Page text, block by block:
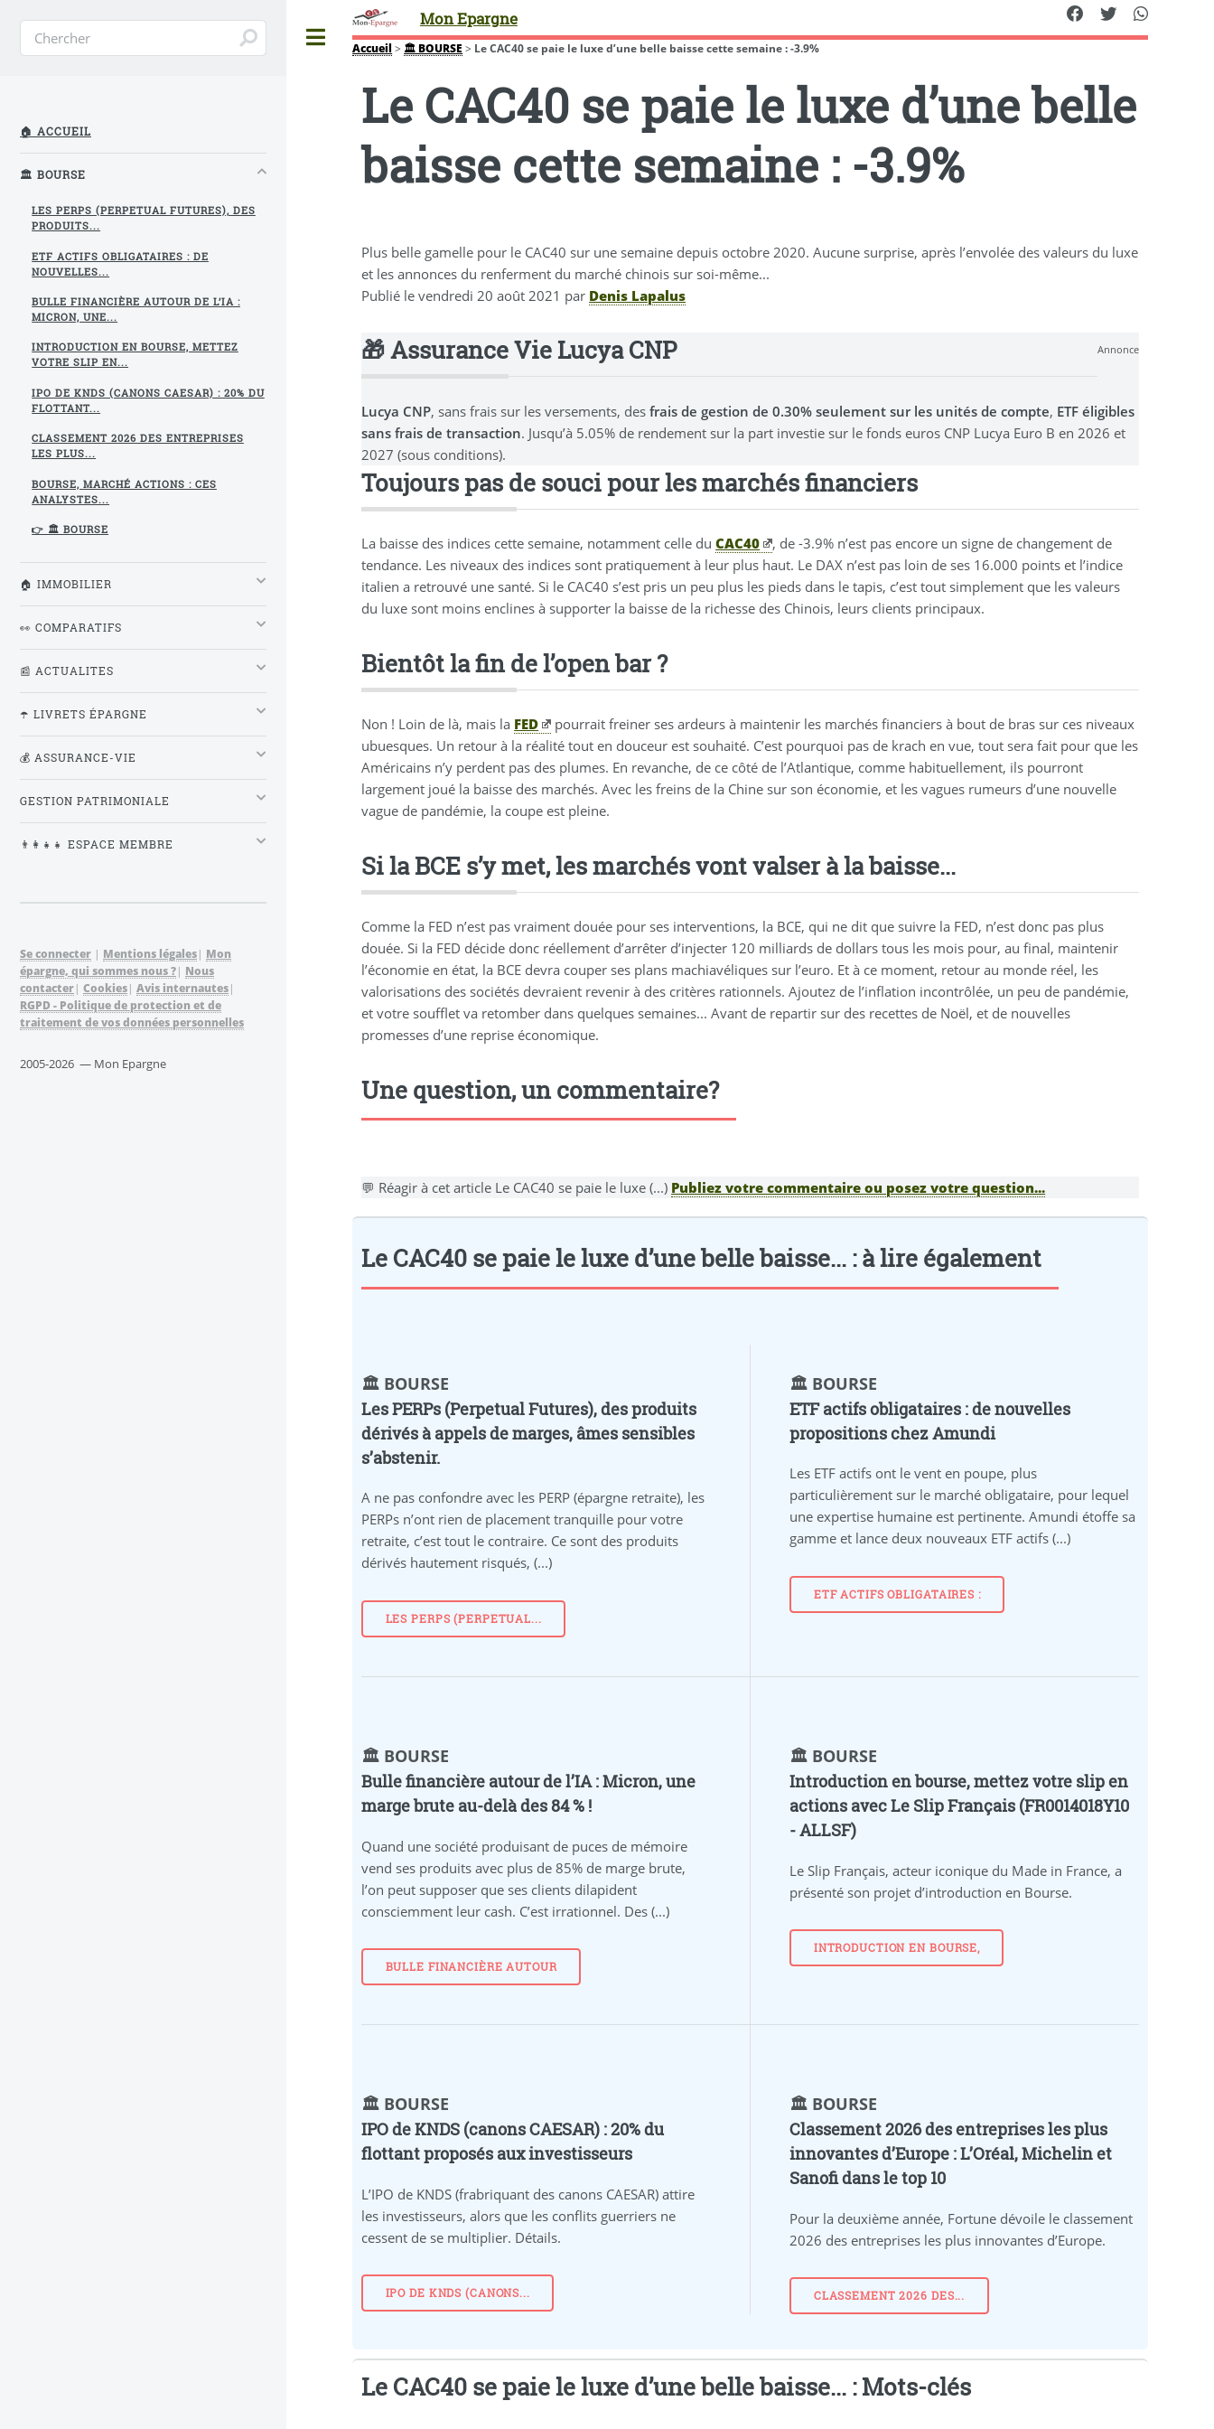
Mon Epargne
Accueil > 🏛️ BOURSE > Le CAC40 se paie le luxe d’une belle baisse cette semaine : -3.9%
Le CAC40 se paie le luxe d’une belle
baisse cette semaine : -3.9%
Plus belle gamelle pour le CAC40 sur une semaine depuis octobre 2020. Aucune surprise, après l’envolée des valeurs du luxe
et les annonces du renferment du marché chinois sur soi-même...
Publié levendredi 20 août 2021 par Denis Lapalus
Annonce
🎁 Assurance Vie Lucya CNP
Lucya CNP, sans frais sur les versements, desfrais de gestion de 0.30% seulement sur les unités de compte, ETF éligibles
sans frais de transaction. Jusqu’à 5.05% de rendement sur la part investie sur le fonds euros CNP Lucya Euro B en 2026 et
2027 (sous conditions).
Toujours pas de souci pour les marchés financiers
La baisse des indices cette semaine, notamment celle duCAC40
, de -3.9% n’est pas encore un signe de changement de
tendance. Les niveaux des indices sont pratiquement à leur plus haut. Le DAX n’est pas loin de ses 16.000 points et l’indice
italien a retrouvé une santé. Si le CAC40 s’est pris un peu plus les pieds dans le tapis, c’est tout simplement que les valeurs
du luxe sont moins enclines à supporter la baisse de la richesse des Chinois, leurs clients principaux.
Bientôt la fin de l’open bar ?
Non ! Loin de là, mais la FED
pourrait freiner ses ardeurs à maintenir les marchés financiers à bout de bras sur ces niveaux
ubuesques. Un retour à la réalité tout en douceur est souhaité. C’est pourquoi pas de krach en vue, tout sera fait pour que les
Américains n’y perdent pas des plumes. En revanche, de ce côté de l’Atlantique, comme habituellement, ils pourront
largement joué la baisse des marchés. Avec les freins de la Chine sur son économie, et les vagues rumeurs d’une nouvelle
vague de pandémie, la coupe est pleine.
Si la BCE s’y met, les marchés vont valser à la baisse...
Comme la FED n’est pas vraiment douée pour ses interventions, la BCE, qui ne dit que suivre la FED, n’est donc pas plus
douée. Si la FED décide donc réellement d’arrêter d’injecter 120 milliards de dollars tous les mois pour, au final, maintenir
l’économie en état, la BCE devra couper ses plans machiavéliques sur l’euro. Et à ce moment, retour au monde réel, les
valorisations des sociétés devraient revenir à des critères rationnels. Ajoutez de l’inflation incontrôlée, un peu de pandémie,
et votre soufflet va retomber dans quelques semaines... Avant de repartir sur des recettes de Noël, et de nouvelles
promesses d’une reprise économique.
Une question, un commentaire?
💬 Réagir à cet article Le CAC40 se paie le luxe (...) Publiez votre commentaire ou posez votre question...
Le CAC40 se paie le luxe d’une belle baisse... : à lire également
🏛️ BOURSE
Les PERPs (Perpetual Futures), des produits
dérivés à appels de marges, âmes sensibles
s’abstenir.
A ne pas confondre avec les PERP (épargne retraite), les
PERPs n’ont rien de placement tranquille pour votre
retraite, c’est tout le contraire. Ce sont des produits
dérivés hautement risqués, (...)
LES PERPS (PERPETUAL...
🏛️ BOURSE
ETF actifs obligataires : de nouvelles
propositions chez Amundi
Les ETF actifs ont le vent en poupe, plus
particulièrement sur le marché obligataire, pour lequel
une expertise humaine est pertinente. Amundi étoffe sa
gamme et lance deux nouveaux ETF actifs (...)
ETF ACTIFS OBLIGATAIRES :
🏛️ BOURSE
Bulle financière autour de l’IA : Micron, une
marge brute au-delà des 84 % !
Quand une société produisant de puces de mémoire
vend ses produits avec plus de 85% de marge brute,
l’on peut supposer que ses clients dilapident
consciemment leur cash. C’est irrationnel. Des (...)
BULLE FINANCIÈRE AUTOUR
🏛️ BOURSE
Introduction en bourse, mettez votre slip en
actions avec Le Slip Français (FR0014018Y10
- ALLSF)
Le Slip Français, acteur iconique du Made in France, a
présenté son projet d’introduction en Bourse.
INTRODUCTION EN BOURSE,
🏛️ BOURSE
IPO de KNDS (canons CAESAR) : 20% du
flottant proposés aux investisseurs
L’IPO de KNDS (frabriquant des canons CAESAR) attire
les investisseurs, alors que les conflits guerriers ne
cessent de se multiplier. Détails.
IPO DE KNDS (CANONS...
🏛️ BOURSE
Classement 2026 des entreprises les plus
innovantes d’Europe : L’Oréal, Michelin et
Sanofi dans le top 10
Pour la deuxième année, Fortune dévoile le classement
2026 des entreprises les plus innovantes d’Europe.
CLASSEMENT 2026 DES...
Le CAC40 se paie le luxe d’une belle baisse... : Mots-clés
🏠 ACCUEIL
🏛️ BOURSE
LES PERPS (PERPETUAL FUTURES), DES
PRODUITS...
ETF ACTIFS OBLIGATAIRES : DE
NOUVELLES...
BULLE FINANCIÈRE AUTOUR DE L’IA :
MICRON, UNE...
INTRODUCTION EN BOURSE, METTEZ
VOTRE SLIP EN...
IPO DE KNDS (CANONS CAESAR) : 20% DU
FLOTTANT...
CLASSEMENT 2026 DES ENTREPRISES
LES PLUS...
BOURSE, MARCHÉ ACTIONS : CES
ANALYSTES...
👉 🏛️ BOURSE
🏠 IMMOBILIER
👀 COMPARATIFS
📰 ACTUALITES
☂️ LIVRETS ÉPARGNE
💰 ASSURANCE-VIE
GESTION PATRIMONIALE
👨‍👩‍👧‍👧 ESPACE MEMBRE
Se connecter | Mentions légales| Mon
épargne, qui sommes nous ?| Nous
contacter| Cookies| Avis internautes|
RGPD - Politique de protection et de
traitement de vos données personnelles
2005-2026 — Mon Epargne
Toggle